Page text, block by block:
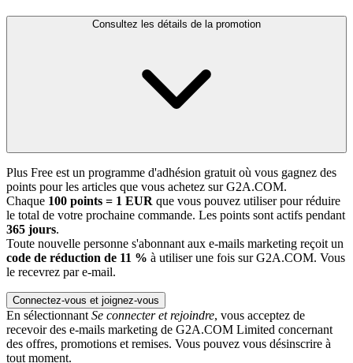
Consultez les détails de la promotion
Plus Free est un programme d'adhésion gratuit où vous gagnez des
points pour les articles que vous achetez sur G2A.COM.
Chaque 100 points = 1 EUR que vous pouvez utiliser pour réduire
le total de votre prochaine commande. Les points sont actifs pendant
365 jours.
Toute nouvelle personne s'abonnant aux e-mails marketing reçoit un
code de réduction de 11 % à utiliser une fois sur G2A.COM. Vous
le recevrez par e-mail.
Connectez-vous et joignez-vous
En sélectionnant Se connecter et rejoindre, vous acceptez de
recevoir des e-mails marketing de G2A.COM Limited concernant
des offres, promotions et remises. Vous pouvez vous désinscrire à
tout moment.